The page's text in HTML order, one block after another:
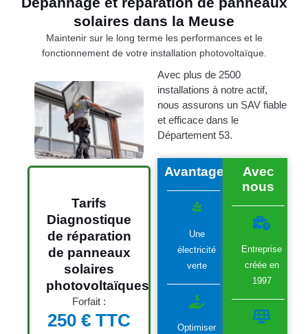
solaires dans la Meuse
Maintenir sur le long terme les performances et le
fonctionnement de votre installation photovoltaïque.
Avec plus de 2500
installations à notre actif,
nous assurons un SAV fiable
et efficace dans le
Département 53.
Avantages
Une
électricité
verte
Optimiser
Avec
nous
Entreprise
créée en
1997
Tarifs
Diagnostique
de réparation
de panneaux
solaires
photovoltaïques
Forfait :
250 € TTC